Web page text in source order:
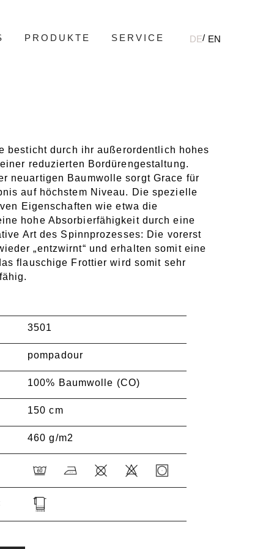
PRODUKTE SERVICE DE EN
besticht durch ihr außerordentlich hohes
reduzierten Bordürengestaltung.
neuartigen Baumwolle sorgt Grace für
auf höchstem Niveau. Die spezielle
Eigenschaften wie etwa die
hohe Absorbierfähigkeit durch eine
Art des Spinnprozesses: Die vorerst
„entzwirnt“ und erhalten somit eine
flauschige Frottier wird somit sehr
3501
pompadour
100% Baumwolle (CO)
150 cm
460 g/m2